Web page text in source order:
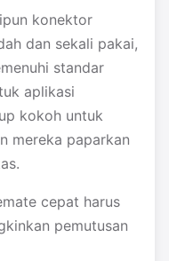
konektor
dan sekali pakai,
standar
aplikasi
kokoh untuk
mereka paparkan
cepat harus
pemutusan